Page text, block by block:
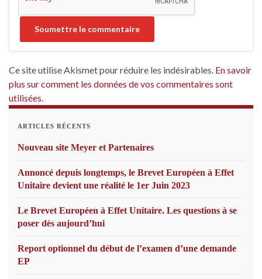
Ce site utilise Akismet pour réduire les indésirables. En savoir
plus sur comment les données de vos commentaires sont
utilisées.
ARTICLES RÉCENTS
Nouveau site Meyer et Partenaires
Annoncé depuis longtemps, le Brevet Européen à Effet
Unitaire devient une réalité le 1er Juin 2023
Le Brevet Européen à Effet Unitaire. Les questions à se
poser dès aujourd’hui
Report optionnel du début de l’examen d’une demande
EP